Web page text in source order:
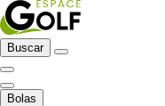
Buscar
Bolas